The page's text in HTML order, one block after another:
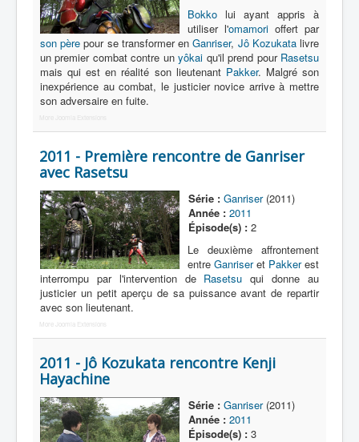
Bokko lui ayant appris à
utiliser l'omamori offert par
son père pour se transformer enGanriser, Jô Kozukatalivre
un premier combat contre unyôkai qu'il prend pour Rasetsu
mais qui est en réalité son lieutenant Pakker. Malgré son
inexpérience au combat, le justicier novice arrive à mettre
son adversaire en fuite.
More Joomla Extensions
2011 - Première rencontre de Ganriser
avec Rasetsu
Série : Ganriser(2011)
Année : 2011
Épisode(s) : 2
Le deuxième affrontement
entre Ganriseret Pakkerest
interrompu par l'intervention de Rasetsu qui donne au
justicier un petit aperçu de sa puissance avant de repartir
avec son lieutenant.
More Joomla Extensions
2011 - Jô Kozukata rencontre Kenji
Hayachine
Série : Ganriser(2011)
Année : 2011
Épisode(s) : 3